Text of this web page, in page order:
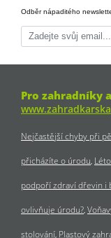
Odběr nápaditého
Pro zahradníky
Nejčastější chyby při
přicházíte o úrodu
podpoří zdraví dřevin i
ovlivňuje úrodu?
stolování Plastový